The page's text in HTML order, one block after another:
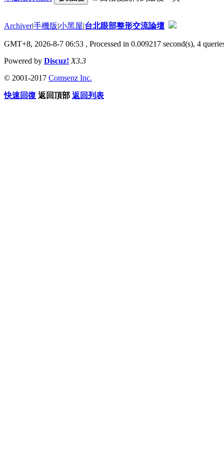
Archiver|手機版|小黑屋|台北眼部整形交流論壇
GMT+8, 2026-8-7 06:53 , Processed in 0.009217 second(s), 4
Powered by Discuz! X3.3
© 2001-2017 Comsenz Inc.
快速回復 返回頂部 返回列表